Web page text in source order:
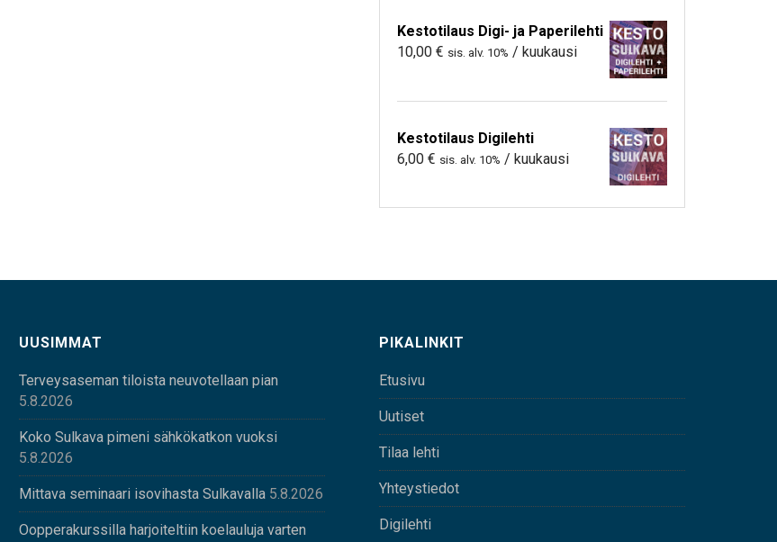
Kestotilaus Digi- ja Paperilehti
10,00 € sis. alv. 10% / kuukausi
Kestotilaus Digilehti
6,00 € sis. alv. 10% / kuukausi
UUSIMMAT
Terveysaseman tiloista neuvotellaan pian
5.8.2026
Koko Sulkava pimeni sähkökatkon vuoksi
5.8.2026
Mittava seminaari isovihasta Sulkavalla 5.8.2026
Oopperakurssilla harjoiteltiin koelauluja varten
PIKALINKIT
Etusivu
Uutiset
Tilaa lehti
Yhteystiedot
Digilehti